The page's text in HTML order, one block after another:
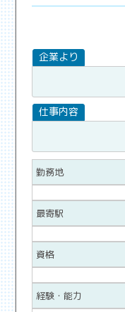
勤務地
最寄駅
資格
経験・能力